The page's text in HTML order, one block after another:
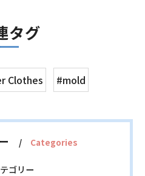
タグ
Clothes #mold
Categories
ゴリー